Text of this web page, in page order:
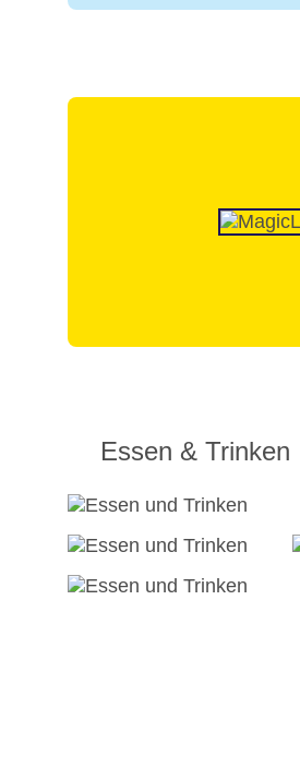
Essen & Trinken